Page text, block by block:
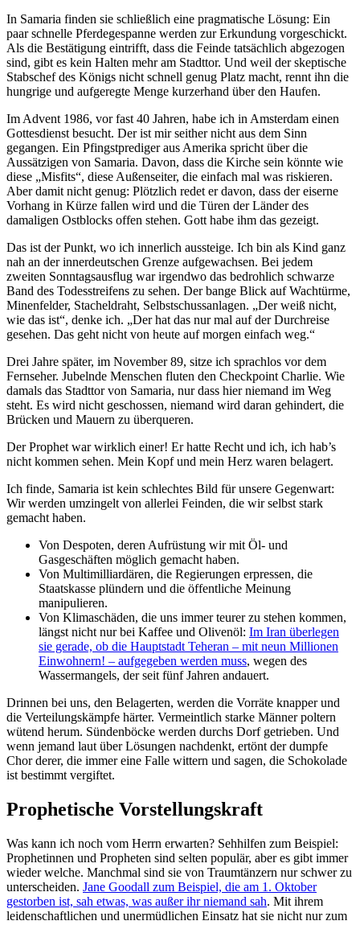
In Samaria finden sie schließlich eine pragmatische Lösung: Ein
paar schnelle Pferdegespanne werden zur Erkundung vorgeschickt.
Als die Bestätigung eintrifft, dass die Feinde tatsächlich abgezogen
sind, gibt es kein Halten mehr am Stadttor. Und weil der skeptische
Stabschef des Königs nicht schnell genug Platz macht, rennt ihn die
hungrige und aufgeregte Menge kurzerhand über den Haufen.
Im Advent 1986, vor fast 40 Jahren, habe ich in Amsterdam einen
Gottesdienst besucht. Der ist mir seither nicht aus dem Sinn
gegangen. Ein Pfingstprediger aus Amerika spricht über die
Aussätzigen von Samaria. Davon, dass die Kirche sein könnte wie
diese „Misfits“, diese Außenseiter, die einfach mal was riskieren.
Aber damit nicht genug: Plötzlich redet er davon, dass der eiserne
Vorhang in Kürze fallen wird und die Türen der Länder des
damaligen Ostblocks offen stehen. Gott habe ihm das gezeigt.
Das ist der Punkt, wo ich innerlich aussteige. Ich bin als Kind ganz
nah an der innerdeutschen Grenze aufgewachsen. Bei jedem
zweiten Sonntagsausflug war irgendwo das bedrohlich schwarze
Band des Todesstreifens zu sehen. Der bange Blick auf Wachtürme,
Minenfelder, Stacheldraht, Selbstschussanlagen. „Der weiß nicht,
wie das ist“, denke ich. „Der hat das nur mal auf der Durchreise
gesehen. Das geht nicht von heute auf morgen einfach weg.“
Drei Jahre später, im November 89, sitze ich sprachlos vor dem
Fernseher. Jubelnde Menschen fluten den Checkpoint Charlie. Wie
damals das Stadttor von Samaria, nur dass hier niemand im Weg
steht. Es wird nicht geschossen, niemand wird daran gehindert, die
Brücken und Mauern zu überqueren.
Der Prophet war wirklich einer! Er hatte Recht und ich, ich hab’s
nicht kommen sehen. Mein Kopf und mein Herz waren belagert.
Ich finde, Samaria ist kein schlechtes Bild für unsere Gegenwart:
Wir werden umzingelt von allerlei Feinden, die wir selbst stark
gemacht haben.
Von Despoten, deren Aufrüstung wir mit Öl- und
Gasgeschäften möglich gemacht haben.
Von Multimilliardären, die Regierungen erpressen, die
Staatskasse plündern und die öffentliche Meinung
manipulieren.
Von Klimaschäden, die uns immer teurer zu stehen kommen,
längst nicht nur bei Kaffee und Olivenöl: Im Iran überlegen
sie gerade, ob die Hauptstadt Teheran – mit neun Millionen
Einwohnern! – aufgegeben werden muss, wegen des
Wassermangels, der seit fünf Jahren andauert.
Drinnen bei uns, den Belagerten, werden die Vorräte knapper und
die Verteilungskämpfe härter. Vermeintlich starke Männer poltern
wütend herum. Sündenböcke werden durchs Dorf getrieben. Und
wenn jemand laut über Lösungen nachdenkt, ertönt der dumpfe
Chor derer, die immer eine Falle wittern und sagen, die Schokolade
ist bestimmt vergiftet.
Prophetische Vorstellungskraft
Was kann ich noch vom Herrn erwarten? Sehhilfen zum Beispiel:
Prophetinnen und Propheten sind selten populär, aber es gibt immer
wieder welche. Manchmal sind sie von Traumtänzern nur schwer zu
unterscheiden. Jane Goodall zum Beispiel, die am 1. Oktober
gestorben ist, sah etwas, was außer ihr niemand sah. Mit ihrem
leidenschaftlichen und unermüdlichen Einsatz hat sie nicht nur zum